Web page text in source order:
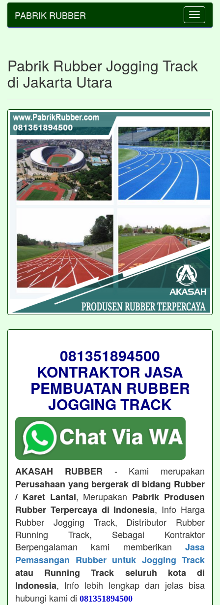
Toggle
PABRIK RUBBER
Pabrik Rubber Jogging Track
di Jakarta Utara
081351894500
KONTRAKTOR JASA
PEMBUATAN RUBBER
JOGGING TRACK
AKASAH RUBBER - Kami merupakan
Perusahaan yang bergerak di bidang Rubber
/ Karet Lantai, Merupakan Pabrik Produsen
Rubber Terpercaya di Indonesia, Info Harga
Rubber Jogging Track, Distributor Rubber
Running Track, Sebagai Kontraktor
Berpengalaman kami memberikan Jasa
Pemasangan Rubber untuk Jogging Track
atau Running Track seluruh kota di
Indonesia, Info lebih lengkap dan jelas bisa
hubungi kami di 081351894500